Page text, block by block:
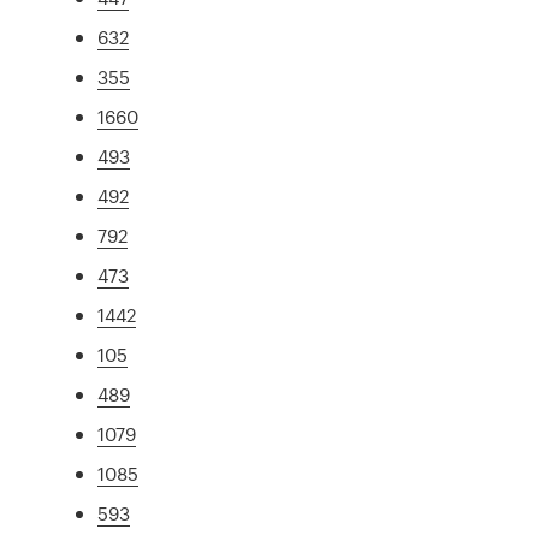
632
355
1660
493
492
792
473
1442
105
489
1079
1085
593